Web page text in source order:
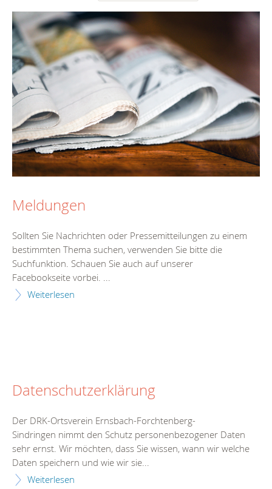
Meldungen
Sollten Sie Nachrichten oder Pressemitteilungen zu einem
bestimmten Thema suchen, verwenden Sie bitte die
Suchfunktion. Schauen Sie auch auf unserer
Facebookseite vorbei. ...
Weiterlesen
Datenschutzerklärung
Der DRK-Ortsverein Ernsbach-Forchtenberg-
Sindringen nimmt den Schutz personenbezogener Daten
sehr ernst. Wir möchten, dass Sie wissen, wann wir welche
Daten speichern und wie wir sie...
Weiterlesen